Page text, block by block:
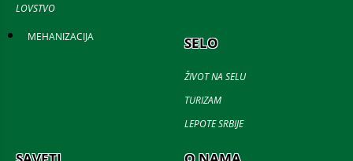
LOVSTVO
MEHANIZACIJA SELO
ŽIVOT NA SELU
TURIZAM
LEPOTE SRBIJE